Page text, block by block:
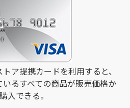
ア提携カードを利用すると、
るすべての商品が販売価格か
入できる。